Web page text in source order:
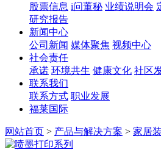
股票信息 i问董秘 业绩说明会
研究报告
新闻中心
公司新闻 媒体聚焦 视频中心
社会责任
承诺 环境共生 健康文化 社区
联系我们
联系方式 职业发展
福莱国际
网站首页 > 产品与解决方案 > 家居